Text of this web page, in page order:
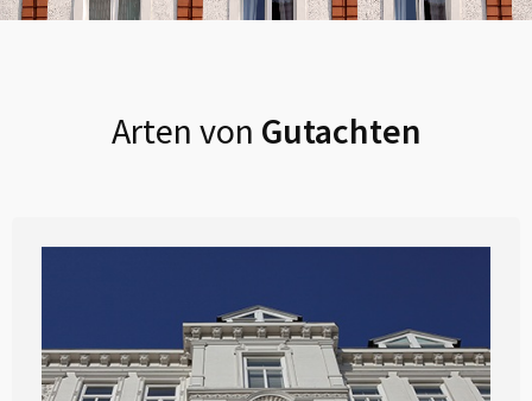
Arten von Gutachten